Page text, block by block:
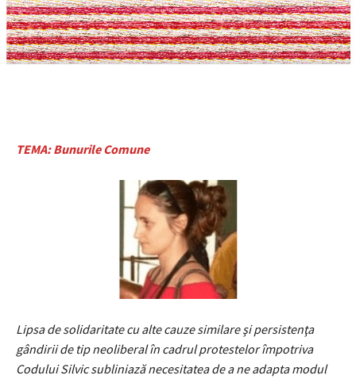
TEMA: Bunurile Comune
Lipsa de solidaritate cu alte cauze similare şi persistenţa
gândirii de tip neoliberal în cadrul protestelor împotriva
Codului Silvic subliniază necesitatea de a ne adapta modul